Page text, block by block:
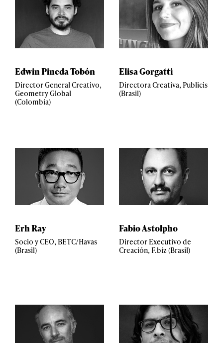
Edwin Pineda Tobón
Director General Creativo,
Geometry Global
(Colombia)
Elisa Gorgatti
Directora Creativa, Publicis
(Brasil)
Erh Ray
Socio y CEO, BETC/Havas
(Brasil)
Fabio Astolpho
Director Executivo de
Creación, F.biz (Brasil)